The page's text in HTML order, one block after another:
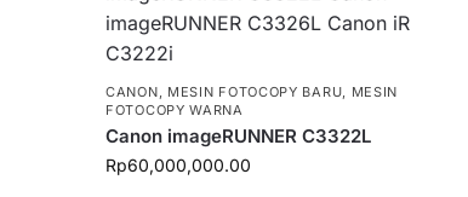
CANON, MESIN FOTOCOPY BARU, MESIN
FOTOCOPY WARNA
Canon imageRUNNER C3322L
Rp60,000,000.00